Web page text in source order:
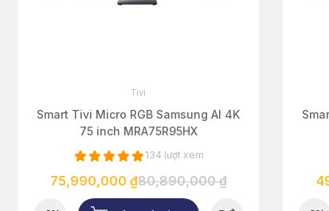
Tivi
Smart Tivi Micro RGB Samsung AI 4K
75 inch MRA75R95HX
134 lượt xem
75,990,000 ₫80,890,000 ₫